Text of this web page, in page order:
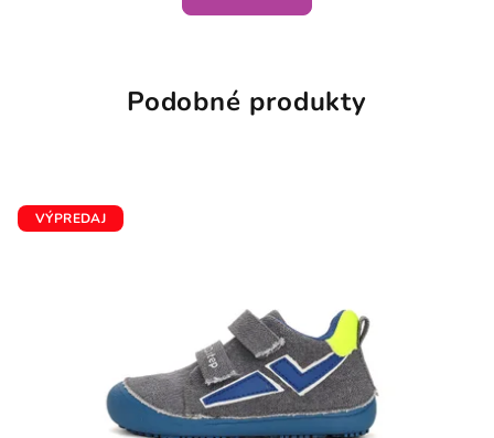
Podobné produkty
VÝPREDAJ